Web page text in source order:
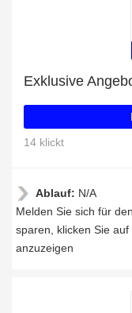
14 klickt
Ablauf: N/A
Melden Sie sich für
sparen, klicken Sie
anzuzeigen